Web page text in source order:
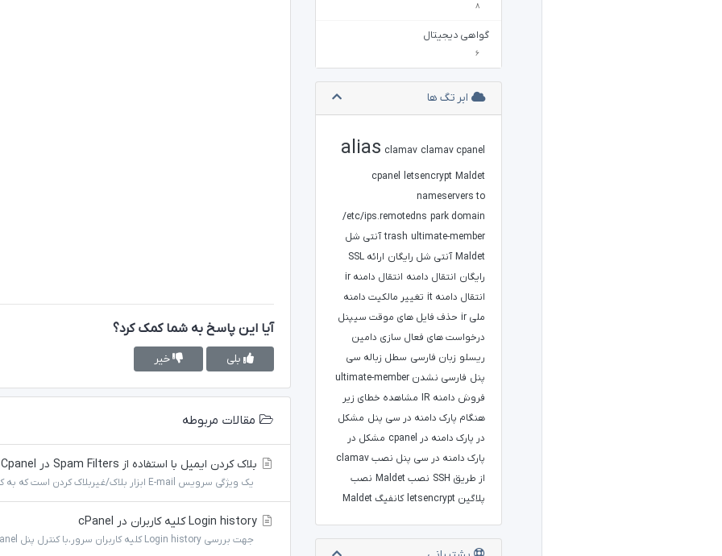
8
گواهی دیجیتال
6
ابر تگ ها
alias clamav clamav cpanel
cpanel letsencrypt Maldet
nameservers to
/etc/ips.remotedns park domain
trash ultimate-member
آنتی شل
Maldet آنتی شل رایگان
ارائه SSL
رایگان انتقال دامنه انتقال دامنه ir
انتقال دامنه it
تغییر مالکیت دامنه
ملی ir
حذف فایل های موقت سیپنل
درخواست های فعال سازی دامین
ریسلو زبان فارسی سطل زباله سی
پنل فارسی نشدن ultimate-member
فروش دامنه IR
مشاهده خطای زیر
هنگام پارک دامنه در سی پنل مشکل
در پارک دامنه در cpanel
مشکل در
پارک دامنه در سی پنل
نصب clamav
از طریق SSH
نصب Maldet
نصب
پلاگین letsencrypt
کانفیگ Maldet
آیا این پاسخ به شما کمک کرد؟
بلی خیر
مقالات مربوطه
بلاک کردن ایمیل با استفاده از Spam Filters در Cpanel
یک ویژگی سرویس E-mail ابزار بلاک/غیربلاک کردن است که به کاربران اجازه می دهد که ایمیل های اسپم را...
Login history کلیه کاربران در cPanel
جهت بررسی Login history کلیه کاربران سرور،با کنترل پنل cPanel، کافیست محتوای access_log را به کمک...